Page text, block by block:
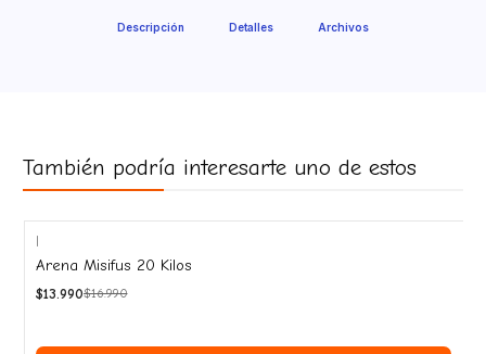
Descripción Detalles Archivos
También podría interesarte uno de estos
-18%
OFF
Arena Misifus 20 Kilos
$13.990$16.990